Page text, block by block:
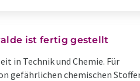
ist fertig gestellt
in Technik und Chemie. Für
gefährlichen chemischen